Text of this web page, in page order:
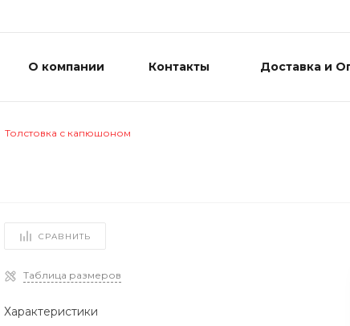
О компании Контакты Доставка и
Толстовка с капюшоном
СРАВНИТЬ
Таблица размеров
Характеристики